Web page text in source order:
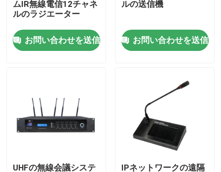
工場旅行
品質管理
ニュース
場合
PAシステム アンプ
ムIR無線電信12チャネ
ルのラジエーター
お問い合わせを送信
ルの送信機
お問い合わせを送信
UHFの無線会議システ IPネットワークの遠隔